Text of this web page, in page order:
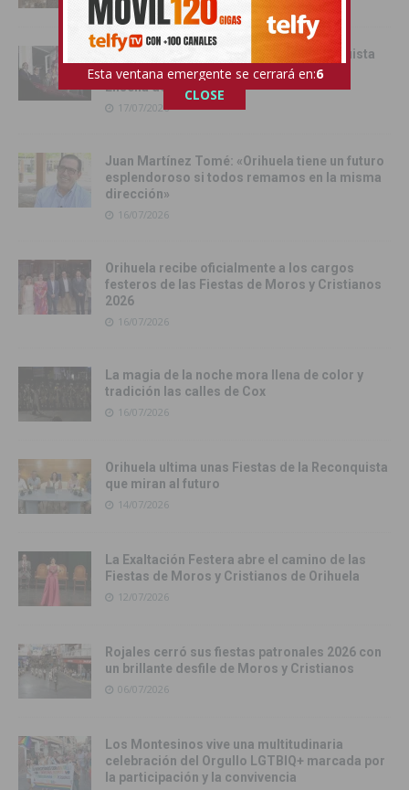
Orihuela inicia sus Fiestas de la Reconquista
con la Exposición Pública de la Gloriosa
Enseña del Oriol
17/07/2026
Juan Martínez Tomé: «Orihuela tiene un futuro
esplendoroso si todos remamos en la misma
dirección»
16/07/2026
Orihuela recibe oficialmente a los cargos
festeros de las Fiestas de Moros y Cristianos
2026
16/07/2026
La magia de la noche mora llena de color y
tradición las calles de Cox
16/07/2026
Orihuela ultima unas Fiestas de la Reconquista
que miran al futuro
14/07/2026
La Exaltación Festera abre el camino de las
Fiestas de Moros y Cristianos de Orihuela
12/07/2026
Rojales cerró sus fiestas patronales 2026 con
un brillante desfile de Moros y Cristianos
06/07/2026
Los Montesinos vive una multitudinaria
celebración del Orgullo LGTBIQ+ marcada por
la participación y la convivencia
Esta ventana emergente se cerrará en:4
CLOSE